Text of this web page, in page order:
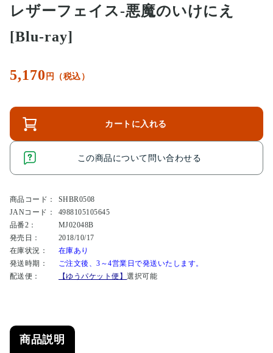
レザーフェイス‐悪魔のいけにえ
[Blu-ray]
5,170 円（税込）
カートに入れる
この商品について問い合わせる
商品コード：
SHBR0508
JANコード：
4988105105645
品番2：
MJ02048B
発売日：
2018/10/17
在庫状況：
在庫あり
発送時期：
ご注文後、3～4営業日で発送いたします。
配送便：
【ゆうパケット便】選択可能
商品説明